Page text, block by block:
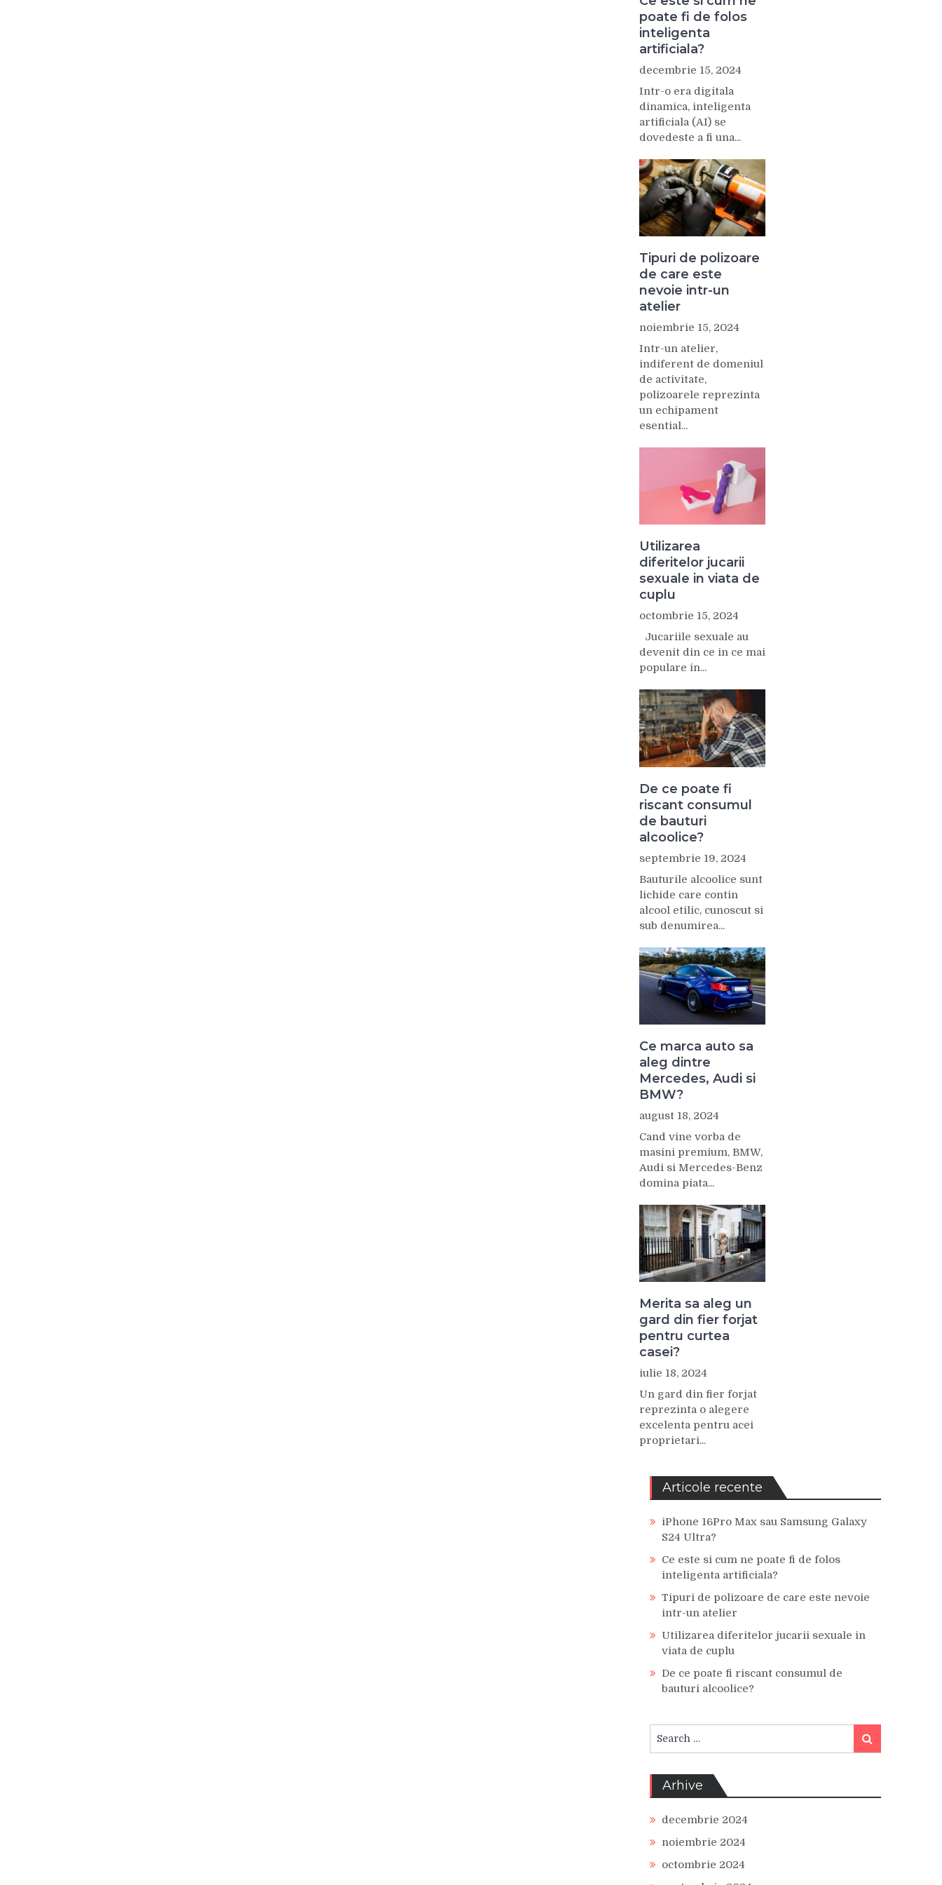
poate fi de folos
inteligenta
artificiala?
decembrie 15, 2024
Intr-o era digitala
dinamica, inteligenta
artificiala (AI) se
dovedeste a fi una...
Tipuri de polizoare
de care este
nevoie intr-un
atelier
noiembrie 15, 2024
Intr-un atelier,
indiferent de domeniul
de activitate,
polizoarele reprezinta
un echipament
esential...
Utilizarea
diferitelor jucarii
sexuale in viata de
cuplu
octombrie 15, 2024
Jucariile sexuale au
devenit din ce in ce mai
populare in...
De ce poate fi
riscant consumul
de bauturi
alcoolice?
septembrie 19, 2024
Bauturile alcoolice sunt
lichide care contin
alcool etilic, cunoscut si
sub denumirea...
Ce marca auto sa
aleg dintre
Mercedes, Audi si
BMW?
august 18, 2024
Cand vine vorba de
masini premium, BMW,
Audi si Mercedes-Benz
domina piata...
Merita sa aleg un
gard din fier forjat
pentru curtea
casei?
iulie 18, 2024
Un gard din fier forjat
reprezinta o alegere
excelenta pentru acei
proprietari...
Articole recente
iPhone 16Pro Max sau Samsung Galaxy
S24 Ultra?
Ce este si cum ne poate fi de folos
inteligenta artificiala?
Tipuri de polizoare de care este nevoie
intr-un atelier
Utilizarea diferitelor jucarii sexuale in
viata de cuplu
De ce poate fi riscant consumul de
bauturi alcoolice?
for:
Search
Arhive
decembrie 2024
noiembrie 2024
octombrie 2024